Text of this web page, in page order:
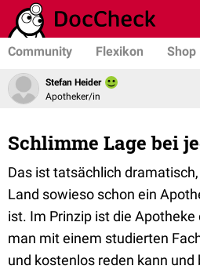
Community Flexikon Shop
Stefan Heider
Apotheker/in
Schlimme Lage bei
Das ist tatsächlich
Land sowieso schon ein
ist. Im Prinzip ist die
man mit einem studierten
und kostenlos reden kann